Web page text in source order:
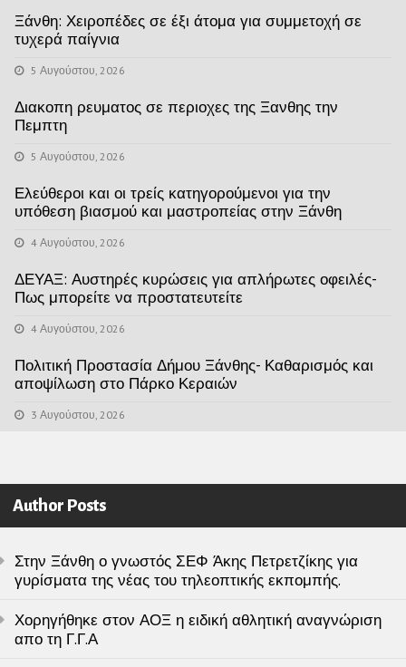
Ξάνθη: Χειροπέδες σε έξι άτομα για συμμετοχή σε
τυχερά παίγνια
5 Αυγούστου, 2026
Διακοπη ρευματος σε περιοχες της Ξανθης την
Πεμπτη
5 Αυγούστου, 2026
Ελεύθεροι και οι τρείς κατηγορούμενοι για την
υπόθεση βιασμού και μαστροπείας στην Ξάνθη
4 Αυγούστου, 2026
ΔΕΥΑΞ: Αυστηρές κυρώσεις για απλήρωτες οφειλές-
Πως μπορείτε να προστατευτείτε
4 Αυγούστου, 2026
Πολιτική Προστασία Δήμου Ξάνθης- Καθαρισμός και
αποψίλωση στο Πάρκο Κεραιών
3 Αυγούστου, 2026
Author Posts
Στην Ξάνθη ο γνωστός ΣΕΦ Άκης Πετρετζίκης για
γυρίσματα της νέας του τηλεοπτικής εκπομπής.
Χορηγήθηκε στον ΑΟΞ η ειδική αθλητική αναγνώριση
απο τη Γ.Γ.Α